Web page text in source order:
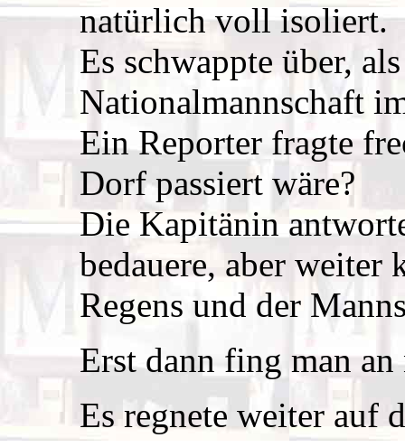
natürlich voll isoliert.
Es schwappte über,
Nationalmannschaft
Ein Reporter fragte
Dorf passiert wäre?
Die Kapitänin
bedauere, aber weiter
Regens und der
Erst dann fing man an
Es regnete weiter auf